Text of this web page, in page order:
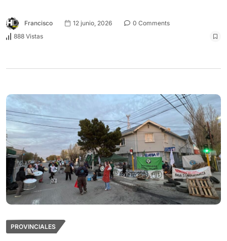
Francisco 12 junio, 2026
0 Comments
888 Vistas
PROVINCIALES